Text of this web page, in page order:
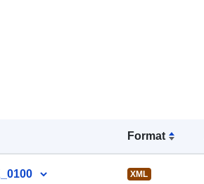
Format
XML